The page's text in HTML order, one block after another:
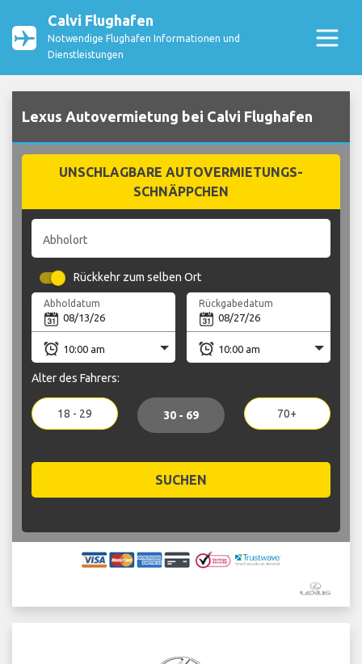
Calvi Flughafen
Notwendige Flughafen Informationen und
Dienstleistungen
Lexus Autovermietung bei Calvi Flughafen
UNSCHLAGBARE AUTOVERMIETUNGS-
SCHNÄPPCHEN
Abholort
Rückkehr zum selben Ort
Abholdatum Rückgabedatum
Alter des Fahrers:
18 - 29 30 - 69 70+
SUCHEN